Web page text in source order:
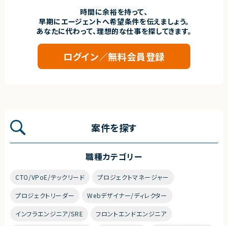
時間に余裕を持って、
早期にエージェントへ希望条件を伝えましょう。
あなたに代わって、理想的な仕事を探してきます。
ログイン／無料会員登録
案件を探す
職種カテゴリー
CTO/VPoE/テックリード プロジェクトマネージャー
プロジェクトリーダー Webデザイナー/ディレクター
インフラエンジニア/SRE フロントエンドエンジニア